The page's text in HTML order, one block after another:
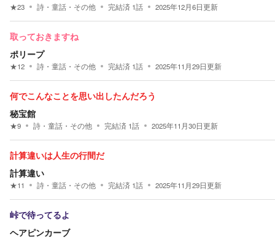
★23 詩・童話・その他 完結済 1話 2025年12月6日更新
取っておきますね
ポリープ
★12 詩・童話・その他 完結済 1話 2025年11月29日更新
何でこんなことを思い出したんだろう
秘宝館
★9 詩・童話・その他 完結済 1話 2025年11月30日更新
計算違いは人生の行間だ
計算違い
★11 詩・童話・その他 完結済 1話 2025年11月29日更新
峠で待ってるよ
ヘアピンカーブ